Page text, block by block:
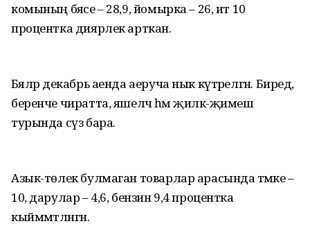
комының бәясе – 28,9, йомырка – 26, ит 10
процентка диярлек арткан.
Бәяләр декабрь аенда аеруча нык күтәрелгән. Биредә,
беренче чиратта, яшелчә һәм җиләк-җимеш
турында сүз бара.
Азык-төлек булмаган товарлар арасында тәмәке –
10, дарулар – 4,6, бензин 9,4 процентка
кыйммәтләнгән.